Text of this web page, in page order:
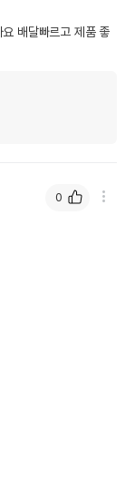
배달빠르고 제품 좋
0